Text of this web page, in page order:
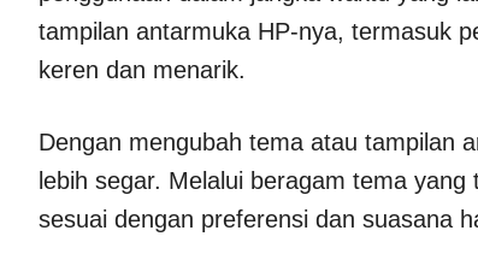
tampilan antarmuka HP-nya, termasuk
keren dan menarik.
Dengan mengubah tema atau tampilan
lebih segar. Melalui beragam tema
sesuai dengan preferensi dan suasana